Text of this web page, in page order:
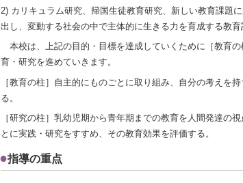
2) カリキュラム研究、帰国生徒教育研究、新しい教育課題
出し、変動する社会の中で主体的に生きる力を育成する教育
本校は、上記の目的・目標を達成していくために［教育
育・研究を進めていきます。
［教育の柱］自主的にものごとに取り組み、自分の考えを
る。
［研究の柱］乳幼児期から青年期までの教育を人間発達の
とに実践・研究をすすめ、その教育効果を評価する。
指導の重点